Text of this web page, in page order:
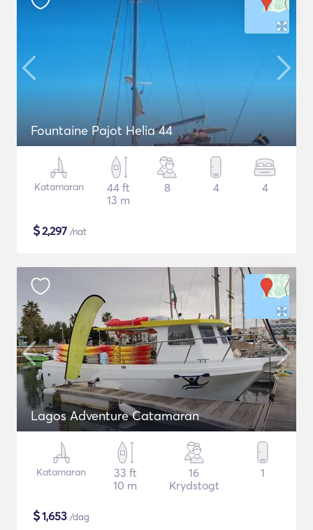
Fountaine Pajot Helia 44
Katamaran
44 ft
13 m
8 4 4
$2,297 /nat
Lagos Adventure Catamaran
Katamaran
33 ft
10 m
16
Krydstogt
1
$1,653 /dag